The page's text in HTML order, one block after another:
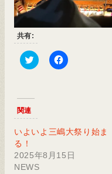
共有:
Click
Twitter
(新
し
い
ウ
ィ
ン
ド
ウ
で
Facebook
ク
リ
ク
し
関連
いよいよ三嶋大祭り始ま
る！
2025年8月15日
NEWS